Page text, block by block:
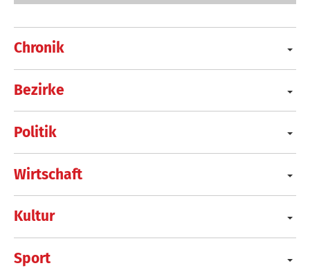
Chronik
Bezirke
Politik
Wirtschaft
Kultur
Sport